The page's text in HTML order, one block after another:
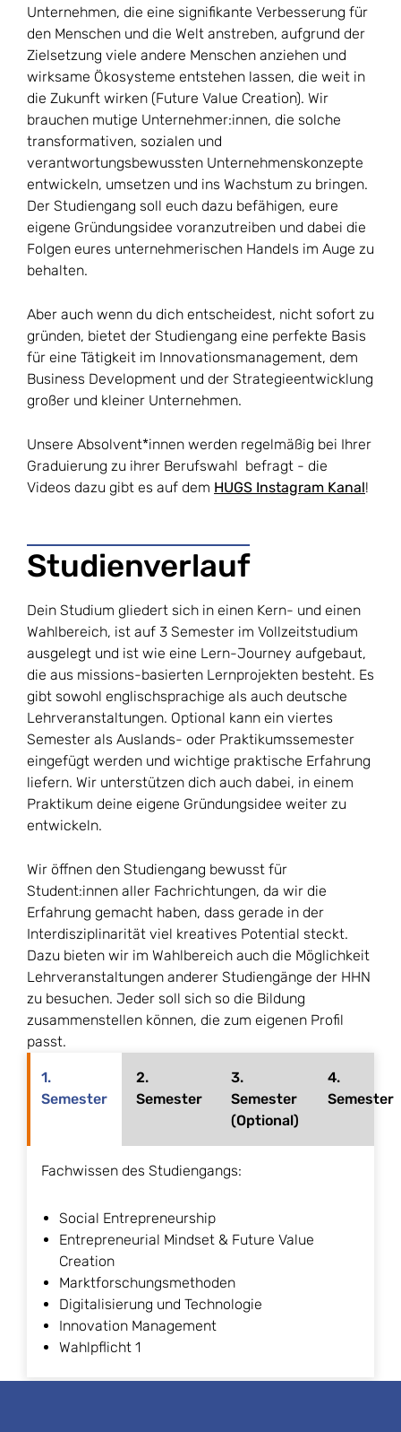
Unternehmen, die eine signifikante Verbesserung für
den Menschen und die Welt anstreben, aufgrund der
Zielsetzung viele andere Menschen anziehen und
wirksame Ökosysteme entstehen lassen, die weit in
die Zukunft wirken (Future Value Creation). Wir
brauchen mutige Unternehmer:innen, die solche
transformativen, sozialen und
verantwortungsbewussten Unternehmenskonzepte
entwickeln, umsetzen und ins Wachstum zu bringen.
Der Studiengang soll euch dazu befähigen, eure
eigene Gründungsidee voranzutreiben und dabei die
Folgen eures unternehmerischen Handels im Auge zu
behalten.
Aber auch wenn du dich entscheidest, nicht sofort zu
gründen, bietet der Studiengang eine perfekte Basis
für eine Tätigkeit im Innovationsmanagement, dem
Business Development und der Strategieentwicklung
großer und kleiner Unternehmen.
Unsere Absolvent*innen werden regelmäßig bei Ihrer
Graduierung zu ihrer Berufswahl befragt - die
Videos dazu gibt es auf dem HUGS Instagram Kanal!
Studienverlauf
Dein Studium gliedert sich in einen Kern- und einen
Wahlbereich, ist auf 3 Semester im Vollzeitstudium
ausgelegt und ist wie eine Lern-Journey aufgebaut,
die aus missions-basierten Lernprojekten besteht. Es
gibt sowohl englischsprachige als auch deutsche
Lehrveranstaltungen. Optional kann ein viertes
Semester als Auslands- oder Praktikumssemester
eingefügt werden und wichtige praktische Erfahrung
liefern. Wir unterstützen dich auch dabei, in einem
Praktikum deine eigene Gründungsidee weiter zu
entwickeln.
Wir öffnen den Studiengang bewusst für
Student:innen aller Fachrichtungen, da wir die
Erfahrung gemacht haben, dass gerade in der
Interdisziplinarität viel kreatives Potential steckt.
Dazu bieten wir im Wahlbereich auch die Möglichkeit
Lehrveranstaltungen anderer Studiengänge der HHN
zu besuchen. Jeder soll sich so die Bildung
zusammenstellen können, die zum eigenen Profil
passt.
1.
Semester
2.
Semester
3.
Semester
(Optional)
4.
Semester
Fachwissen des Studiengangs:
Social Entrepreneurship
Entrepreneurial Mindset & Future Value
Creation
Marktforschungsmethoden
Digitalisierung und Technologie
Innovation Management
Wahlpflicht 1